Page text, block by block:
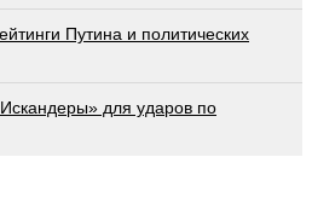
Путина и политических
для ударов по